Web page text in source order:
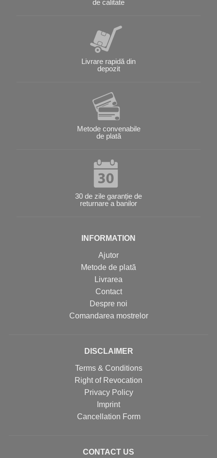
de calitate
Livrare rapidă din
depozit
Metode convenabile
de plată
30 de zile garanție de
returnare a banilor
INFORMATION
Ajutor
Metode de plată
Livrarea
Contact
Despre noi
Comandarea mostrelor
DISCLAIMER
Terms & Conditions
Right of Revocation
Privacy Policy
Imprint
Cancellation Form
CONTACT US